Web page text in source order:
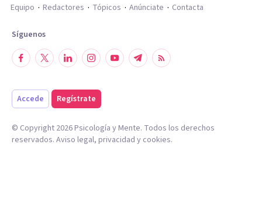
Equipo
Redactores Tópicos Anúnciate Contacta
Síguenos
Accede Regístrate
© Copyright 2026Psicología y Mente. Todos los derechos
reservados. Aviso legal, privacidad y cookies.